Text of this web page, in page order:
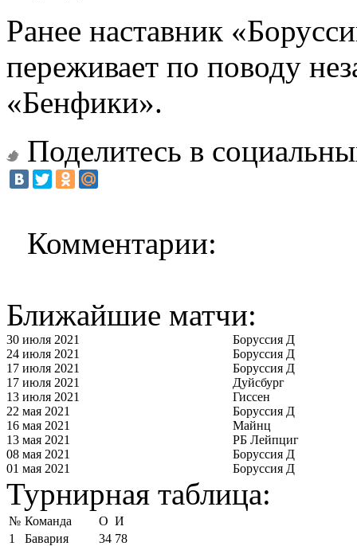
Ранее наставник
переживает по поводу
«Бенфики».
Поделитесь в
Комментарии:
Ближайшие матчи:
30 июля 2021
Боруссия Д
24 июля 2021
Боруссия Д
17 июля 2021
Боруссия Д
17 июля 2021
Дуйсбург
13 июля 2021
Гиссен
22 мая 2021
Боруссия Д
16 мая 2021
Майнц
13 мая 2021
РБ Лейпциг
08 мая 2021
Боруссия Д
01 мая 2021
Боруссия Д
Турнирная таблица:
№ Команда О И
1
Бавария 34 78